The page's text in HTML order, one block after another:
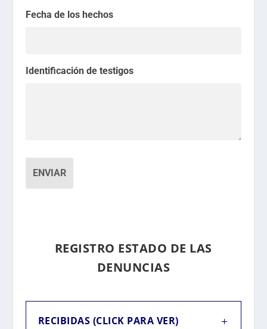
Fecha de los hechos
Identificación de testigos
REGISTRO ESTADO DE LAS
DENUNCIAS
RECIBIDAS (CLICK PARA VER)